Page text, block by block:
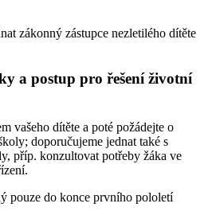
zákonný zástupce nezletilého dítěte
a postup pro řešení životní
vašeho dítěte a poté požádejte o
doporučujeme jednat také s
příp. konzultovat potřeby žáka ve
pouze do konce prvního pololetí